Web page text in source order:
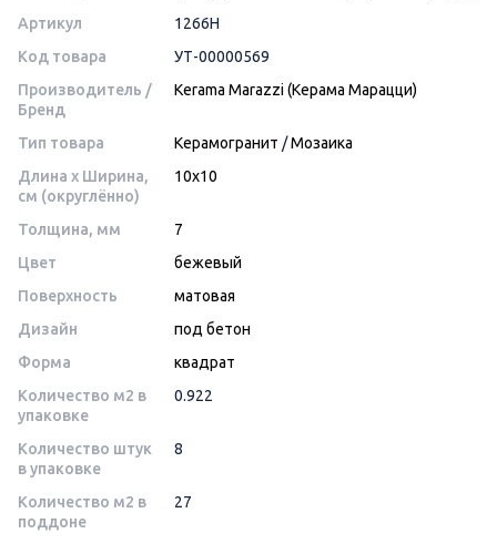
Артикул
1266H
Код товара
УТ-00000569
Производитель /
Бренд
Kerama Marazzi (Керама Марацци)
Тип товара Керамогранит /Мозаика
Длина x Ширина,
см (округлённо)
10x10
Толщина, мм
7
Цвет
бежевый
Поверхность
матовая
Дизайн
под бетон
Форма
квадрат
Количество м2 в
упаковке
0.922
Количество штук
в упаковке
8
Количество м2 в
поддоне
27